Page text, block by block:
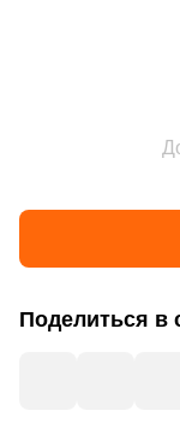
Поделиться в